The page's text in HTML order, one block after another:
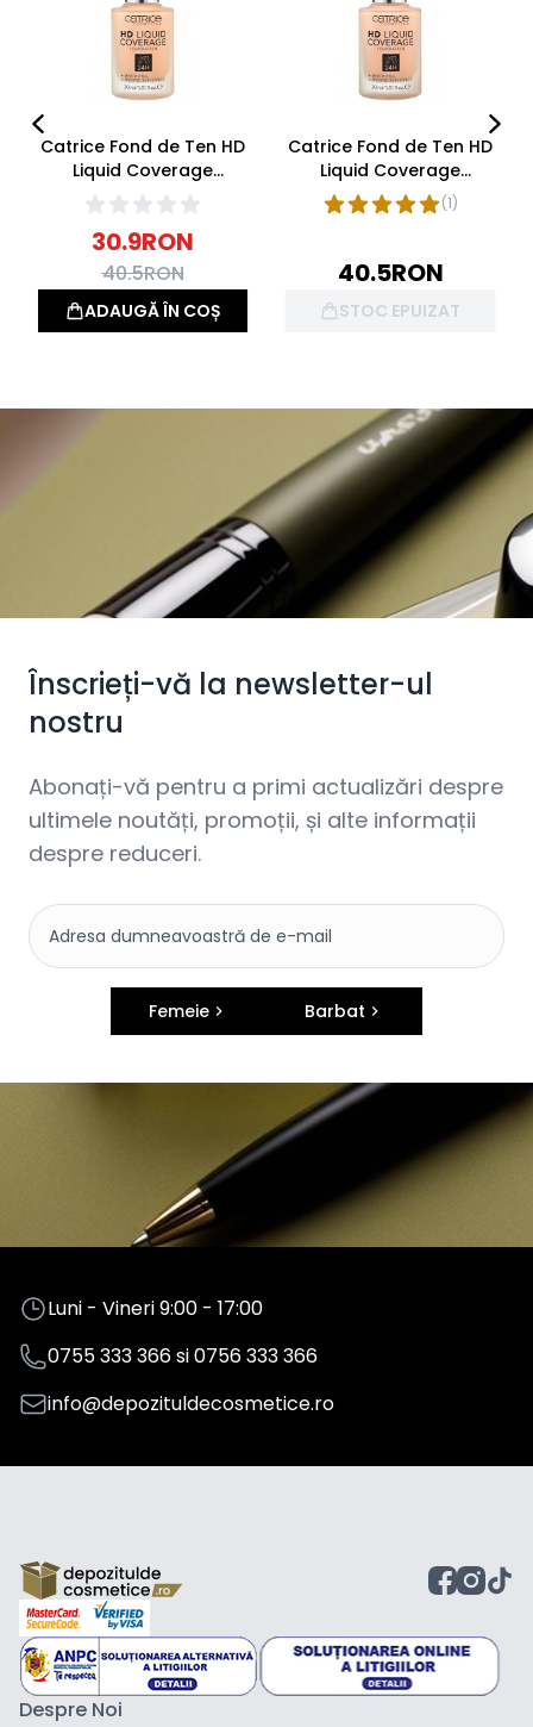
Catrice Fond de Ten HD
Liquid Coverage
Fondation 030 Sand
Beige 30ml
30.9RON
40.5RON
ADAUGĂ ÎN COȘ
Catrice Fond de Ten HD
Liquid Coverage
Fondation 020 Rose
Beige 30ml
(1)
40.5RON
STOC EPUIZAT
Înscrieți-vă la newsletter-ul
nostru
Abonați-vă pentru a primi actualizări despre
ultimele noutăți, promoții, și alte informații
despre reduceri.
Femeie Barbat
Luni - Vineri 9:00 - 17:00
0755 333 366si0756 333 366
info@depozituldecosmetice.ro
Despre Noi